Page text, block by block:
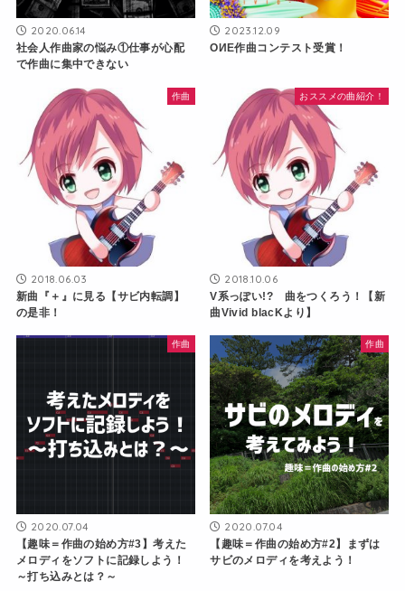
2020.06.14
社会人作曲家の悩み①仕事が心配
で作曲に集中できない
2023.12.09
OИE作曲コンテスト受賞！
作曲
2018.06.03
新曲『＋』に見る【サビ内転調】
の是非！
おススメの曲紹介！
2018.10.06
V系っぽい!? 曲をつくろう！【新
曲Vivid blacKより】
作曲
2020.07.04
【趣味＝作曲の始め方#3】考えた
メロディをソフトに記録しよう！
～打ち込みとは？～
作曲
2020.07.04
【趣味＝作曲の始め方#2】まずは
サビのメロディを考えよう！